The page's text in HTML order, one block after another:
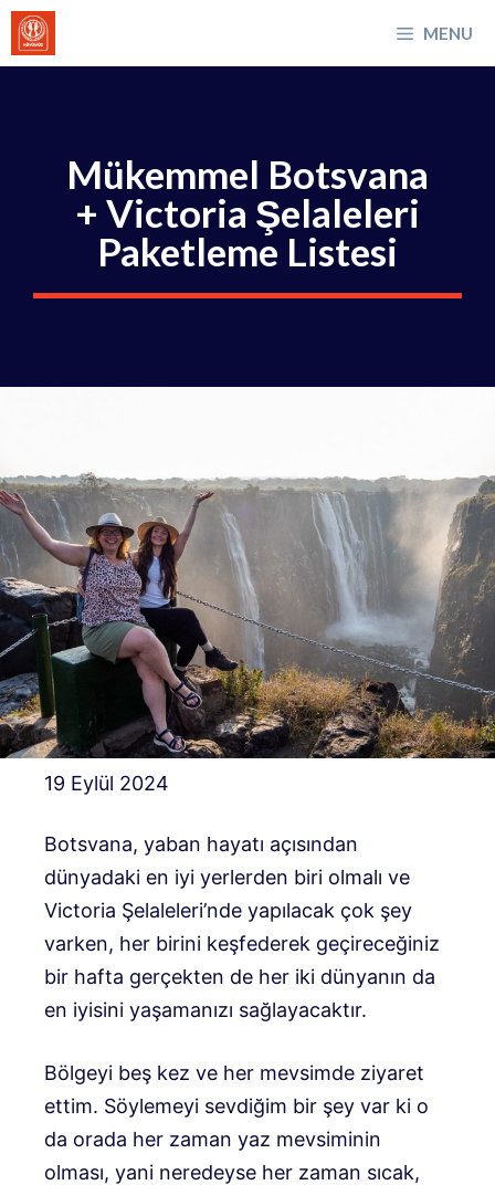
İçeriğe
atla
MENU
Mükemmel Botsvana
+ Victoria Şelaleleri
Paketleme Listesi
19 Eylül 2024
Botsvana, yaban hayatı açısından
dünyadaki en iyi yerlerden biri olmalı ve
Victoria Şelaleleri’nde yapılacak çok şey
varken, her birini keşfederek geçireceğiniz
bir hafta gerçekten de her iki dünyanın da
en iyisini yaşamanızı sağlayacaktır.
Bölgeyi beş kez ve her mevsimde ziyaret
ettim. Söylemeyi sevdiğim bir şey var ki o
da orada her zaman yaz mevsiminin
olması, yani neredeyse her zaman sıcak,